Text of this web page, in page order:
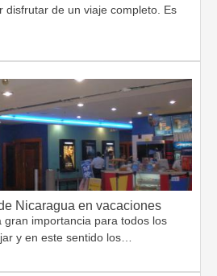
disfrutar de un viaje completo. Es
Nicaragua en vacaciones
gran importancia para todos los
y en este sentido los…